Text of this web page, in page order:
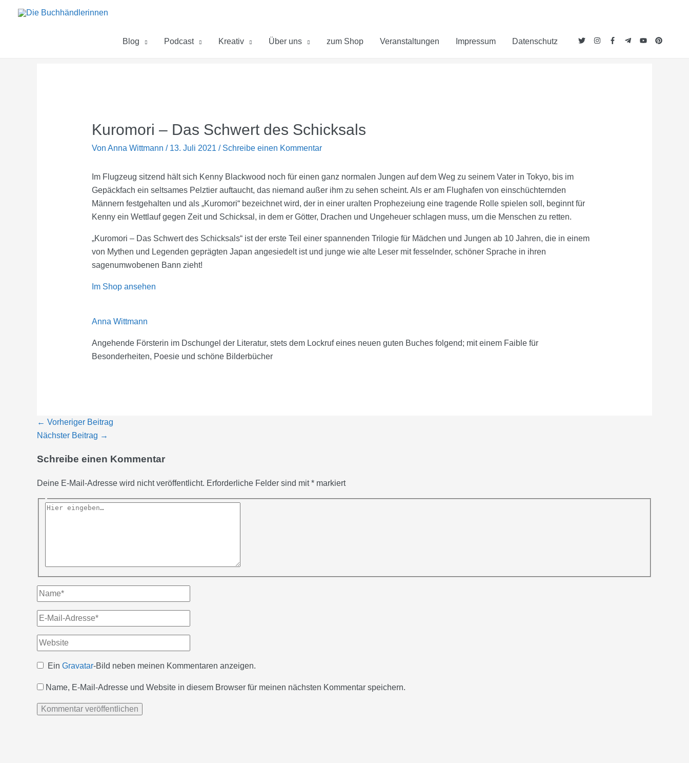
Inhalt
Blog
Podcast Kreativ Über uns zum Shop Veranstaltungen Impressum Datenschutz
Kuromori – Das Schwert des Schicksals
Von Anna Wittmann / 13. Juli 2021 / Schreibe einen Kommentar
Im Flugzeug sitzend hält sich Kenny Blackwood noch für einen ganz normalen Jungen auf dem Weg zu seinem Vater in Tokyo, bis im
Gepäckfach ein seltsames Pelztier auftaucht, das niemand außer ihm zu sehen scheint. Als er am Flughafen von einschüchternden
Männern festgehalten und als „Kuromori“ bezeichnet wird, der in einer uralten Prophezeiung eine tragende Rolle spielen soll, beginnt für
Kenny ein Wettlauf gegen Zeit und Schicksal, in dem er Götter, Drachen und Ungeheuer schlagen muss, um die Menschen zu retten.
„Kuromori – Das Schwert des Schicksals“ ist der erste Teil einer spannenden Trilogie für Mädchen und Jungen ab 10 Jahren, die in einem
von Mythen und Legenden geprägten Japan angesiedelt ist und junge wie alte Leser mit fesselnder, schöner Sprache in ihren
sagenumwobenen Bann zieht!
Im Shop ansehen
Anna Wittmann
Angehende Försterin im Dschungel der Literatur, stets dem Lockruf eines neuen guten Buches folgend; mit einem Faible für
Besonderheiten, Poesie und schöne Bilderbücher
← Vorheriger Beitrag
Nächster Beitrag →
Schreibe einen Kommentar
Deine E-Mail-Adresse wird nicht veröffentlicht. Erforderliche Felder sind mit* markiert
Hier
Name*
E-
Mail-
Adresse*
Website
EinGravatar-Bild neben meinen Kommentaren anzeigen.
Name, E-Mail-Adresse und Website in diesem Browser für meinen nächsten Kommentar speichern.